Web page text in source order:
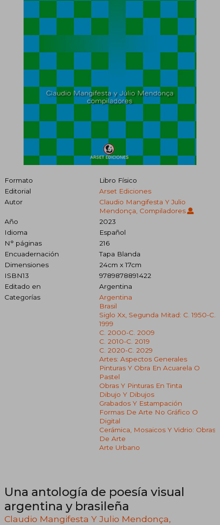
Formato
Libro Físico
Editorial
Arset Ediciones
Autor
Claudio Mangifesta Y Julio
Mendonça, Compiladores
Año
2023
Idioma
Español
N° páginas
216
Encuadernación
Tapa Blanda
Dimensiones
24cm x 17cm
ISBN13
9789878891422
Editado en
Argentina
Categorías
Argentina
Brasil
Siglo Xx, Segunda Mitad: C. 1950-C.
1999
C. 2000-C. 2009
C. 2010-C. 2019
C. 2020-C. 2029
Artes: Aspectos Generales
Pinturas Y Obra En Acuarela O
Pastel
Obras Y Pinturas En Tinta
Dibujo Y Dibujos
Grabados Y Estampación
Formas De Arte No Gráfico O
Digital
Cerámica, Mosaicos Y Vidrio: Obras
De Arte
Arte Urbano
Una antología de poesía visual
argentina y brasileña
Claudio Mangifesta Y Julio Mendonça,